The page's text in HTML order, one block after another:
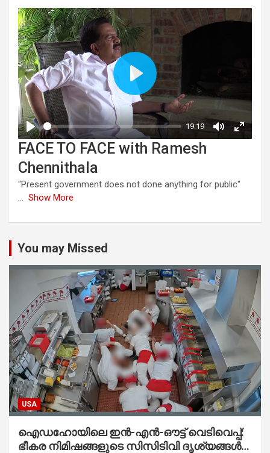
FACE TO FACE with Ramesh
Chennithala
"Present government does not done anything for public"
... Show More
You may Missed
USA
ഐഡഹോയിലെ ഇൻ-എൻ-ഔട്ട് വെടിവെപ്പ്:
ഭീകര നിമിഷങ്ങളുടെ സിസിടിവി ദൃശ്യങ്ങൾ